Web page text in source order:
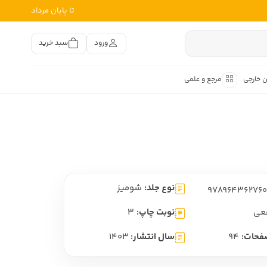
تا پایان مرداد
ورود سبد خرید
خارجی مرجع و علمی
فارسی
متون کهن
نوع جلد: شومیز
نوبت چاپ: 3
94 سال انتشار: 1403